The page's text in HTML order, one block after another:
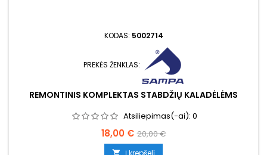
KODAS: 5002714
PREKĖS ŽENKLAS:
REMONTINIS KOMPLEKTAS STABDŽIŲ KALADĖLĖMS
Atsiliepimas(-ai): 0
Kaina
18,00 € Bazinė
kaina
20,00 €
